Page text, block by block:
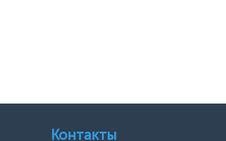
Контакты